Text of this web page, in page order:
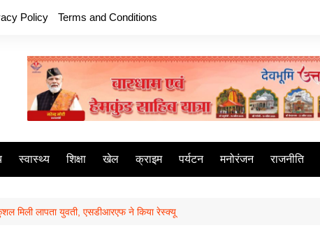
Policy Terms and Conditions
स्वास्थ्य शिक्षा खेल क्राइम पर्यटन मनोरंजन राजनीति
मिली लापता युवती, एसडीआरएफ ने किया रेस्क्यू